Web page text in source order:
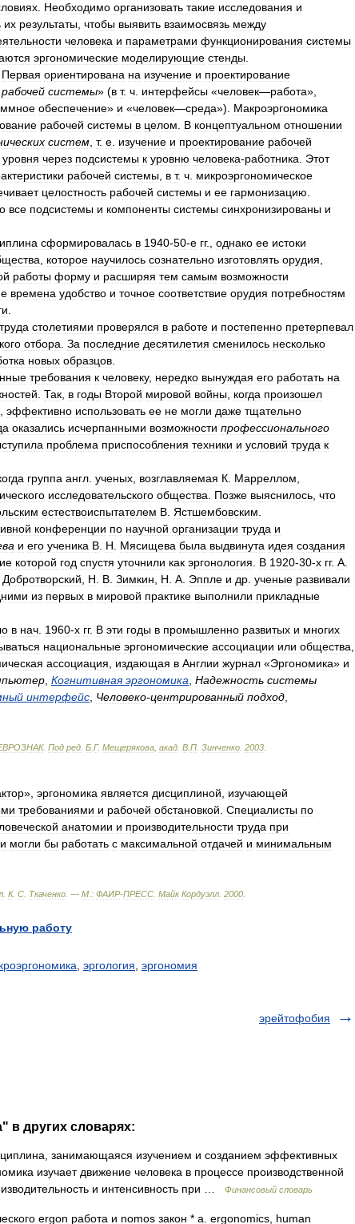
Необходимо организовать такие исследования и
их результаты чтобы выявить взаимосвязь между
человека и параметрами функционирования системы
эргономические моделирующие стенды
Первая ориентирована на изучение и проектирование
рабочей системы» (в т. ч интерфейсы «человек—работа»,
обеспечение» и «человек—среда»). Макроэргономика
рабочей системы в целом В концептуальном отношении
систем т. е изучение и проектирование рабочей
уровня через подсистемы к уровню человека-работника
Этот
рабочей системы в т. ч микроэргономическое
целостность рабочей системы и ее гармонизацию
все подсистемы и компоненты системы синхронизированы и
сформировалась в 1940-50-е гг., однако ее истоки
которое научилось сознательно изготовлять орудия
работы форму и расширяя тем самым возможности
времена удобство и точное соответствие орудия потребностям
труда столетиями проверялся в работе и постепенно претерпевал
отбора За последние десятилетия сменилось несколько
новых образцов
требования к человеку, нередко вынуждая его работать на
Так в годы Второй мировой войны когда произошел
эффективно использовать ее не могли даже тщательно
оказались исчерпанными возможности профессионального
проблема приспособления техники и условий труда к
группа англ ученых возглавляемая К Марреллом
исследовательского общества Позже выяснилось что
естествоиспытателем В Ястшембовским
конференции по научной организации труда и
и его ученика В Н Мясищева была выдвинута идея создания
которой год спустя уточнили как эргонология В 1920-30-х гг. А
Добротворский Н В Зимкин Н А Эппле и др ученые развивали
из первых в мировой практике выполнили прикладные
в нач 1960-х гг. В эти годы в промышленно развитых и многих
национальные эргономические ассоциации или общества
ассоциация издающая в Англии журнал «Эргономика» и
Когнитивная эргономика Надежность системы
интерфейс Человеко-центрированный подход
. Под ред Б Г. Мещерякова акад В П Зинченко 2003
», эргономика является дисциплиной
изучающей
требованиями и рабочей обстановкой Специалисты по
анатомии и производительности труда при
могли бы работать с максимальной отдачей и минимальным
К. С Ткаченко . — М : ФАИР-ПРЕСС Майк Кордуэлл 2000
работу
эргология эргономия
эрейтофобия
в других словарях:
занимающаяся изучением и созданием эффективных
изучает движение человека в процессе производственной
и интенсивность при …
Финансовый словарь
ergon работа и nomos закон * a. ergonomics, human